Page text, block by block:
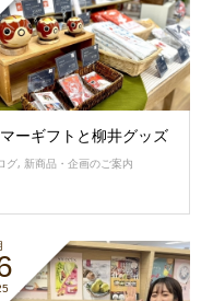
ーギフトと柳井グッズ
グ, 新商品・企画のご案内